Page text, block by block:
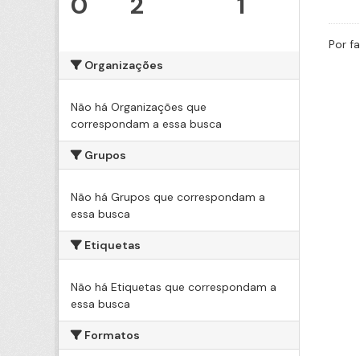
Organizações
Não há Organizações que
correspondam a essa busca
Grupos
Não há Grupos que correspondam a
essa busca
Etiquetas
Não há Etiquetas que correspondam a
essa busca
Formatos
Por